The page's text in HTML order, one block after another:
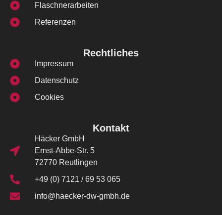
Flaschnerarbeiten
Referenzen
Rechtliches
Impressum
Datenschutz
Cookies
Kontakt
Häcker GmbH
Ernst-Abbe-Str. 5
72770 Reutlingen
+49 (0) 7121 / 69 53 065
info@haecker-dw-gmbh.de